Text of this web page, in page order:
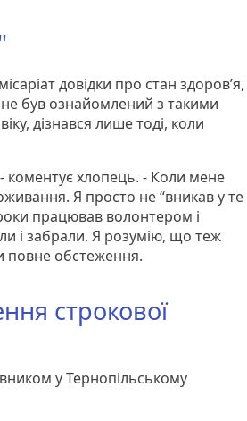
довідки про стан здоров’я,
був ознайомлений з такими
дізнався лише тоді, коли
коментує хлопець. - Коли мене
Я просто не “вникав у те
працював волонтером і
і забрали. Я розумію, що теж
повне обстеження.
строкової
у Тернопільському